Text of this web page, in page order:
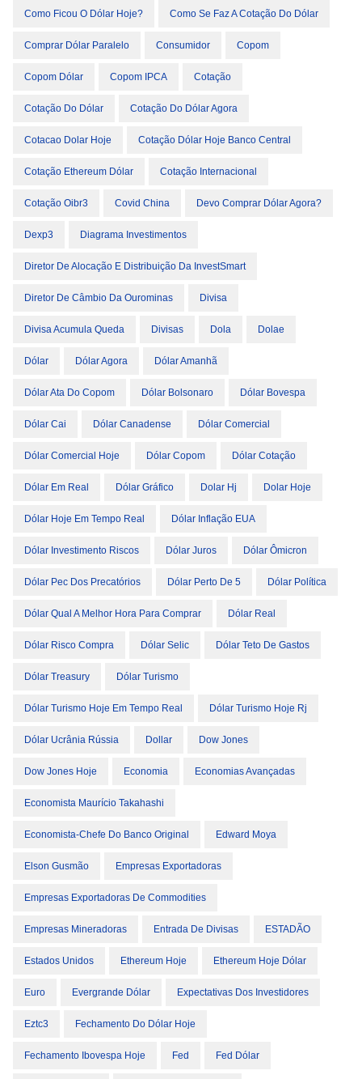
Como Ficou O Dólar Hoje? Como Se Faz A Cotação Do Dólar
Comprar Dólar Paralelo Consumidor Copom
Copom Dólar Copom IPCA Cotação
Cotação Do Dólar Cotação Do Dólar Agora
Cotacao Dolar Hoje Cotação Dólar Hoje Banco Central
Cotação Ethereum Dólar Cotação Internacional
Cotação Oibr3 Covid China Devo Comprar Dólar Agora?
Dexp3 Diagrama Investimentos
Diretor De Alocação E Distribuição Da InvestSmart
Diretor De Câmbio Da Ourominas Divisa
Divisa Acumula Queda Divisas Dola Dolae
Dólar Dólar Agora Dólar Amanhã
Dólar Ata Do Copom Dólar Bolsonaro Dólar Bovespa
Dólar Cai Dólar Canadense Dólar Comercial
Dólar Comercial Hoje Dólar Copom Dólar Cotação
Dólar Em Real Dólar Gráfico Dolar Hj Dolar Hoje
Dólar Hoje Em Tempo Real Dólar Inflação EUA
Dólar Investimento Riscos Dólar Juros Dólar Ômicron
Dólar Pec Dos Precatórios Dólar Perto De 5 Dólar Política
Dólar Qual A Melhor Hora Para Comprar Dólar Real
Dólar Risco Compra Dólar Selic Dólar Teto De Gastos
Dólar Treasury Dólar Turismo
Dólar Turismo Hoje Em Tempo Real Dólar Turismo Hoje Rj
Dólar Ucrânia Rússia Dollar Dow Jones
Dow Jones Hoje Economia Economias Avançadas
Economista Maurício Takahashi
Economista-Chefe Do Banco Original Edward Moya
Elson Gusmão Empresas Exportadoras
Empresas Exportadoras De Commodities
Empresas Mineradoras Entrada De Divisas ESTADÃO
Estados Unidos Ethereum Hoje Ethereum Hoje Dólar
Euro Evergrande Dólar Expectativas Dos Investidores
Eztc3 Fechamento Do Dólar Hoje
Fechamento Ibovespa Hoje Fed Fed Dólar